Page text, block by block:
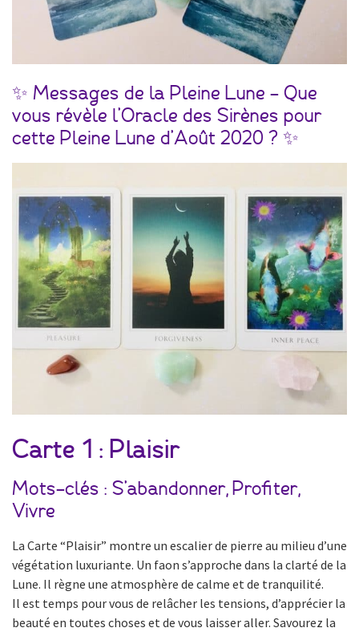
✨ Messages de la Pleine Lune – Que
vous révèle l’Oracle des Sirènes pour
cette Pleine Lune d’Août 2020 ? ✨
Carte 1 : Plaisir
Mots-clés : S’abandonner, Profiter,
Vivre
La Carte “Plaisir” montre un escalier de pierre au milieu d’une
végétation luxuriante. Un faon s’approche dans la clarté de la
Lune. Il règne une atmosphère de calme et de tranquilité.
Il est temps pour vous de relâcher les tensions, d’apprécier la
beauté en toutes choses et de vous laisser aller. Savourez la